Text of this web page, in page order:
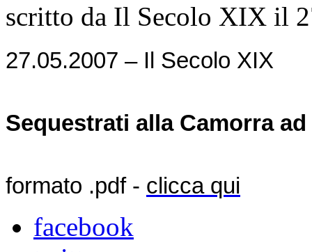
scritto da Il Secolo XIX il
27.05.2007 – Il Secolo XIX
Sequestrati alla Camorra
formato .pdf - clicca qui
facebook